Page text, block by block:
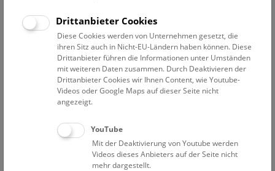
Filter zurücksetzen
1. Dezember 2023
Bisher keine Ergebnisse. Dienstags ist das NHM Wien
in der Regel geschlossen. Ausnahmen finden sie
Drittanbieter Cookies
Diese Cookies werden von Unternehmen gesetzt, die
ihren Sitz auch in Nicht-EU-Ländern haben können. Diese
Drittanbieter führen die Informationen unter Umständen
mit weiteren Daten zusammen. Durch Deaktivieren der
Drittanbieter Cookies wir Ihnen Content, wie Youtube-
Videos oder Google Maps auf dieser Seite nicht
angezeigt.
YouTube
Mit der Deaktivierung von Youtube werden
Videos dieses Anbieters auf der Seite nicht
mehr dargestellt.